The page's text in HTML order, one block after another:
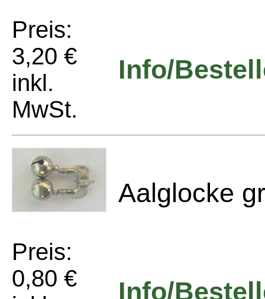
Preis:
3,20 €
inkl.
MwSt.
Info/
Aalglocke
Preis:
0,80 €
Info/